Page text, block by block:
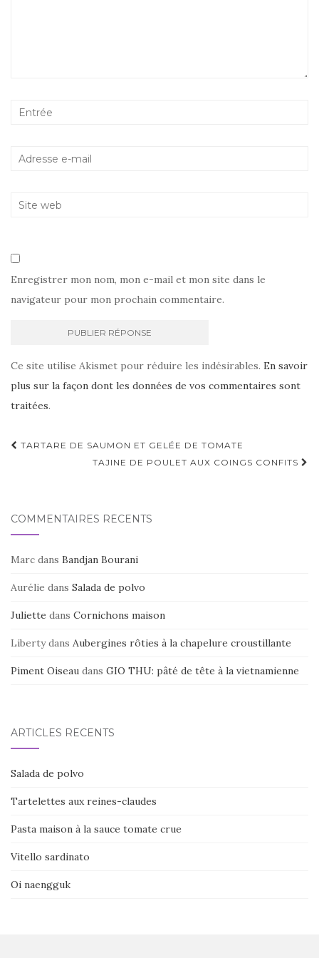
Enregistrer mon nom, mon e-mail et mon site dans le
navigateur pour mon prochain commentaire.
Ce site utilise Akismet pour réduire les indésirables. En savoir
plus sur la façon dont les données de vos commentaires sont
traitées.
Navigation
TARTARE DE SAUMON ET GELÉE DE TOMATE
TAJINE DE POULET AUX COINGS CONFITS
COMMENTAIRES RÉCENTS
Marc dans Bandjan Bourani
Aurélie dans Salada de polvo
Juliette dans Cornichons maison
Libertydans Aubergines rôties à la chapelure croustillante
Piment Oiseau dans GIO THU: pâté de tête à la vietnamienne
ARTICLES RÉCENTS
Salada de polvo
Tartelettes aux reines-claudes
Pasta maison à la sauce tomate crue
Vitello sardinato
Oi naengguk